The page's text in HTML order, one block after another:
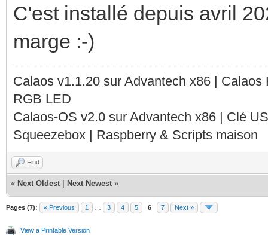
C'est installé depuis avril
marge :-)
Calaos v1.1.20 sur Advantech x86 |
RGB LED
Calaos-OS v2.0 sur Advantech x86 | Clé
Squeezebox | Raspberry & Scripts maison
Find
« Next Oldest Next Newest »
Pages (7): « Previous 1 3 4 5 6 7 Next »
View a Printable Version